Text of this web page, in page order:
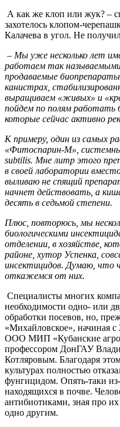
А как же клоп или жук? –
захотелось клопом-
Калачева в угол. Не
– Мы уже несколько лет
работаем так
продаваемые
канистрах,
выращиваем «живых» и
пойдем по полям работать
которые сейчас активно
К примеру, один из самых
«Фитоспарин-М»,
subtilis. Мне литр этого
в своей лаборатории
выливаю не спящий
начнет действовать, а
десять в седьмой степени.
Плюс, повторюсь, мы
биологическими
отделении, в хозяйстве,
районе, хутор Успенка,
инсектицидов. Думаю, что
откажемся от них.
Специалисты многих
необходимости одно- или
обработки посевов, но,
«Михайловское», начиная с
ООО МИП «Кубанские
профессором ДонГАУ
Котляровым. Благодаря
культурах полностью
фунгицидом. Опять-таки
находящихся в почве.
антибиотиками, зная про
одно другим.